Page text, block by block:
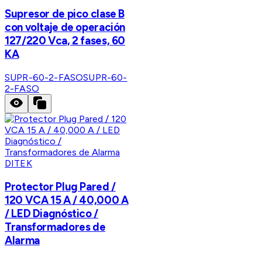
Supresor de pico clase B
con voltaje de operación
127/220 Vca, 2 fases, 60
KA
SUPR-60-2-FASOSUPR-60-
2-FASO
DITEK
Protector Plug Pared /
120 VCA 15 A / 40,000 A
/ LED Diagnóstico /
Transformadores de
Alarma